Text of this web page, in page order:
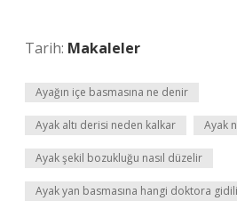
Tarih: Makaleler
Ayağın içe basmasına ne denir
Ayak altı derisi neden kalkar Ayak
Ayak şekil bozukluğu nasıl düzelir
Ayak yan basmasına hangi doktora